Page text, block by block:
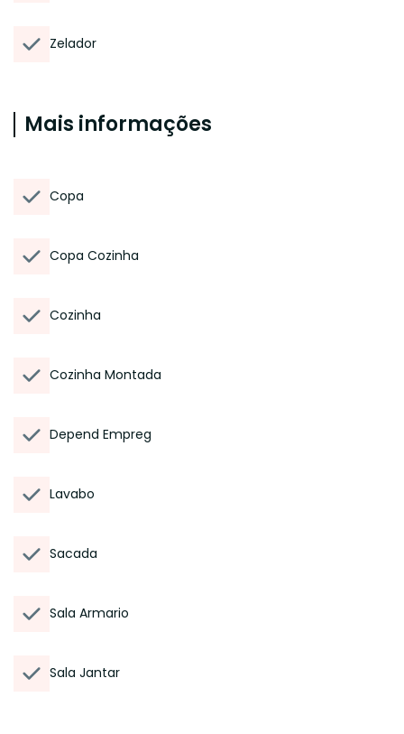
Zelador
Mais informações
Copa
Copa Cozinha
Cozinha
Cozinha Montada
Depend Empreg
Lavabo
Sacada
Sala Armario
Sala Jantar